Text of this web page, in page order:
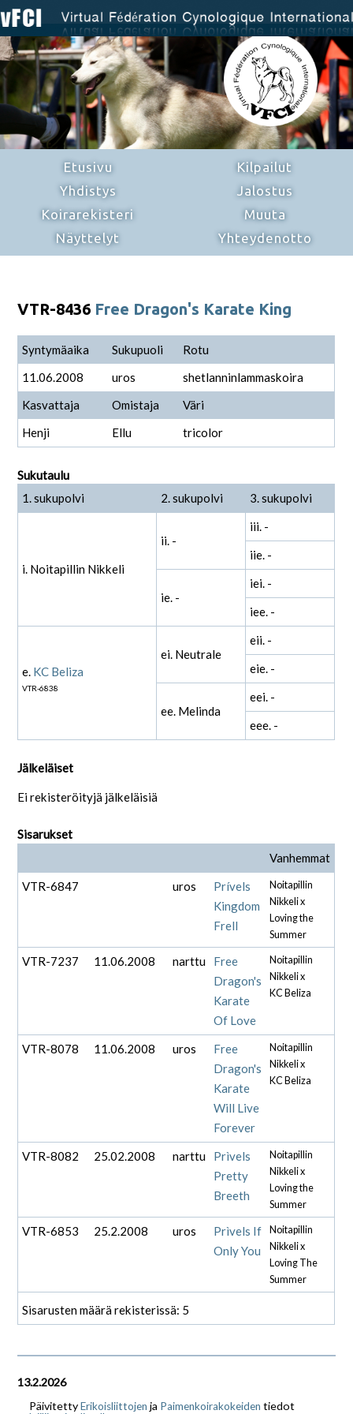
Etusivu
Yhdistys
Koirarekisteri
Näyttelyt
Kilpailut
Jalostus
Muuta
Yhteydenotto
VTR-8436 Free Dragon's Karate King
Syntymäaika Sukupuoli
Rotu
11.06.2008
uros
shetlanninlammaskoira
Kasvattaja
Omistaja
Väri
Henji
Ellu tricolor
Sukutaulu
1. sukupolvi
2. sukupolvi 3. sukupolvi
i. Noitapillin Nikkeli
ii. -
iii. -
iie. -
ie. -
iei. -
iee. -
e. KC Beliza
VTR-6838
ei. Neutrale
eii. -
eie. -
ee. Melinda
eei. -
eee. -
Jälkeläiset
Ei rekisteröityjä jälkeläisiä
Sisarukset
Vanhemmat
VTR-6847
uros
Prívels
Kingdom
Frell
Noitapillin
Nikkeli x
Loving the
Summer
VTR-7237 11.06.2008 narttu
Free
Dragon's
Karate
Of Love
Noitapillin
Nikkeli x
KC Beliza
VTR-8078 11.06.2008 uros
Free
Dragon's
Karate
Will Live
Forever
Noitapillin
Nikkeli x
KC Beliza
VTR-8082 25.02.2008 narttu
Prìvels
Pretty
Breeth
Noitapillin
Nikkeli x
Loving the
Summer
VTR-6853 25.2.2008 uros
Prìvels If
Only You
Noitapillin
Nikkeli x
Loving The
Summer
Sisarusten määrä rekisterissä: 5
13.2.2026
PäivitettyErikoisliittojen ja Paimenkoirakokeiden tiedot